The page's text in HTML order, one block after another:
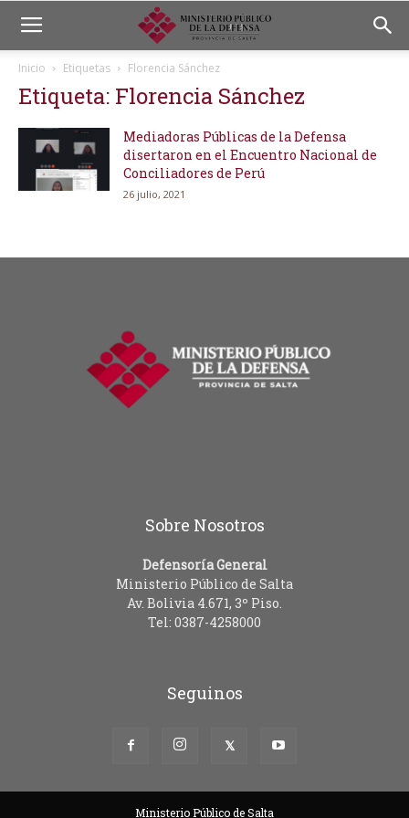
Inicio Etiquetas Florencia Sánchez
Etiqueta: Florencia Sánchez
Mediadoras Públicas de la Defensa
disertaron en el Encuentro Nacional de
Conciliadores de Perú
26 julio, 2021
Sobre Nosotros
Defensoría General
Ministerio Público de Salta
Av. Bolivia 4.671, 3º Piso.
Tel: 0387-4258000
Seguinos
Ministerio Público de Salta